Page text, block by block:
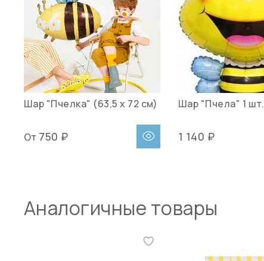
Шар "Пчелка" (63,5 х 72 см)
От 750 ₽
Шар "Пчела" 1 шт.
1 140 ₽
Аналогичные товары